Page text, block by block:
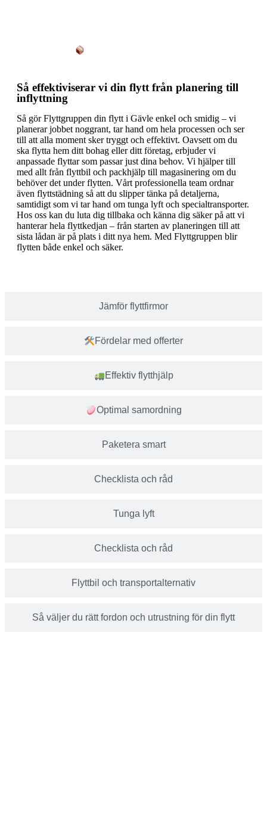
Jämför flyttfirmor
Fördelar med offerter
Effektiv flytthjälp
Optimal samordning
Paketera smart
Checklista och råd
Tunga lyft
Checklista och råd
Flyttbil och transportalternativ
Så väljer du rätt fordon och utrustning för din flytt
Så effektiviserar vi din flytt från planering till
inflyttning
Så gör Flyttgruppen din flytt i Gävle enkel och smidig – vi
planerar jobbet noggrant, tar hand om hela processen och ser
till att alla moment sker tryggt och effektivt. Oavsett om du
ska flytta hem ditt bohag eller ditt företag, erbjuder vi
anpassade flyttar som passar just dina behov. Vi hjälper till
med allt från flyttbil och packhjälp till magasinering om du
behöver det under flytten. Vårt professionella team ordnar
även flyttstädning så att du slipper tänka på detaljerna,
samtidigt som vi tar hand om tunga lyft och specialtransporter.
Hos oss kan du luta dig tillbaka och känna dig säker på att vi
hanterar hela flyttkedjan – från starten av planeringen till att
sista lådan är på plats i ditt nya hem. Med Flyttgruppen blir
flytten både enkel och säker.